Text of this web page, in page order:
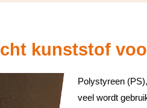
kunststof
Polystyreen
veel wordt